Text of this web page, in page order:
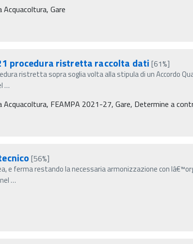
Acquacoltura, Gare
21 procedura ristretta raccolta dati [61%]
ristretta sopra soglia volta alla stipula di un Accordo
…
Acquacoltura, FEAMPA 2021-27, Gare, Determine a
[56%]
e ferma restando la necessaria armonizzazione con
…